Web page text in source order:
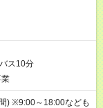
ス10分
) ※9:00～18:00なども